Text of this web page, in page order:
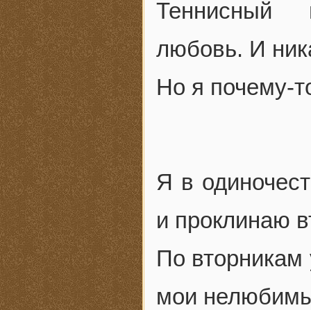
Теннисный
любовь. И
Но я почему-
Я в
и проклинаю
По вторникам
мои